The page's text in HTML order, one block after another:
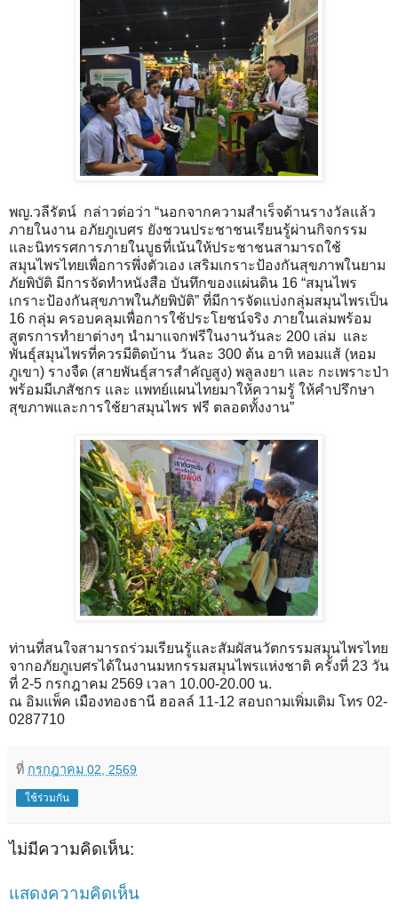
พญ.วลีรัตน์ กล่าวต่อว่า “นอกจากความสำเร็จด้านรางวัลแล้ว
ภายในงาน อภัยภูเบศร ยังชวนประชาชนเรียนรู้ผ่านกิจกรรม
และนิทรรศการภายในบูธที่เน้นให้ประชาชนสามารถใช้
สมุนไพรไทยเพื่อการพึ่งตัวเอง เสริมเกราะป้องกันสุขภาพในยาม
ภัยพิบัติ มีการจัดทำหนังสือ บันทึกของแผ่นดิน 16 “สมุนไพร
เกราะป้องกันสุขภาพในภัยพิบัติ” ที่มีการจัดแบ่งกลุ่มสมุนไพรเป็น
16 กลุ่ม ครอบคลุมเพื่อการใช้ประโยชน์จริง ภายในเล่มพร้อม
สูตรการทำยาต่างๆ นำมาแจกฟรีในงานวันละ 200 เล่ม และ
พันธุ์สมุนไพรที่ควรมีติดบ้าน วันละ 300 ต้น อาทิ หอมแส้ (หอม
ภูเขา) รางจืด (สายพันธุ์สารสำคัญสูง) พลูลงยา และ กะเพราะป่า
พร้อมมีเภสัชกร และ แพทย์แผนไทยมาให้ความรู้ ให้คำปรึกษา
สุขภาพและการใช้ยาสมุนไพร ฟรี ตลอดทั้งงาน”
ท่านที่สนใจสามารถร่วมเรียนรู้และสัมผัสนวัตกรรมสมุนไพรไทย
จากอภัยภูเบศรได้ในงานมหกรรมสมุนไพรแห่งชาติ ครั้งที่ 23 วัน
ที่ 2-5 กรกฎาคม 2569 เวลา 10.00-20.00 น.
ณ อิมแพ็ค เมืองทองธานี ฮอลล์ 11-12 สอบถามเพิ่มเติม โทร 02-
0287710
ที่ กรกฎาคม 02, 2569
ใช้ร่วมกัน
ไม่มีความคิดเห็น:
แสดงความคิดเห็น